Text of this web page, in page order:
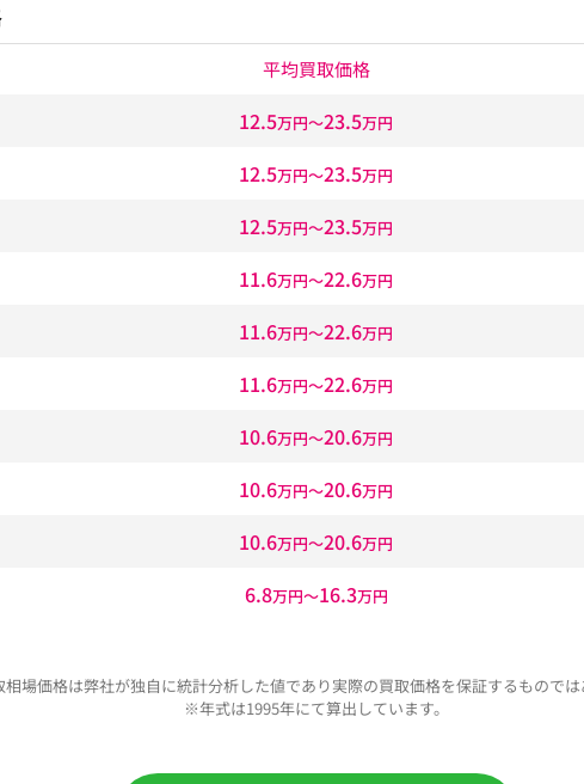
平均買取価格
12.5万円〜23.5万円
12.5万円〜23.5万円
12.5万円〜23.5万円
11.6万円〜22.6万円
11.6万円〜22.6万円
11.6万円〜22.6万円
10.6万円〜20.6万円
10.6万円〜20.6万円
10.6万円〜20.6万円
6.8万円〜16.3万円
場価格は弊社が独自に統計分析した値であり実際の買取価格を保証するものでは
※年式は1995年にて算出しています。